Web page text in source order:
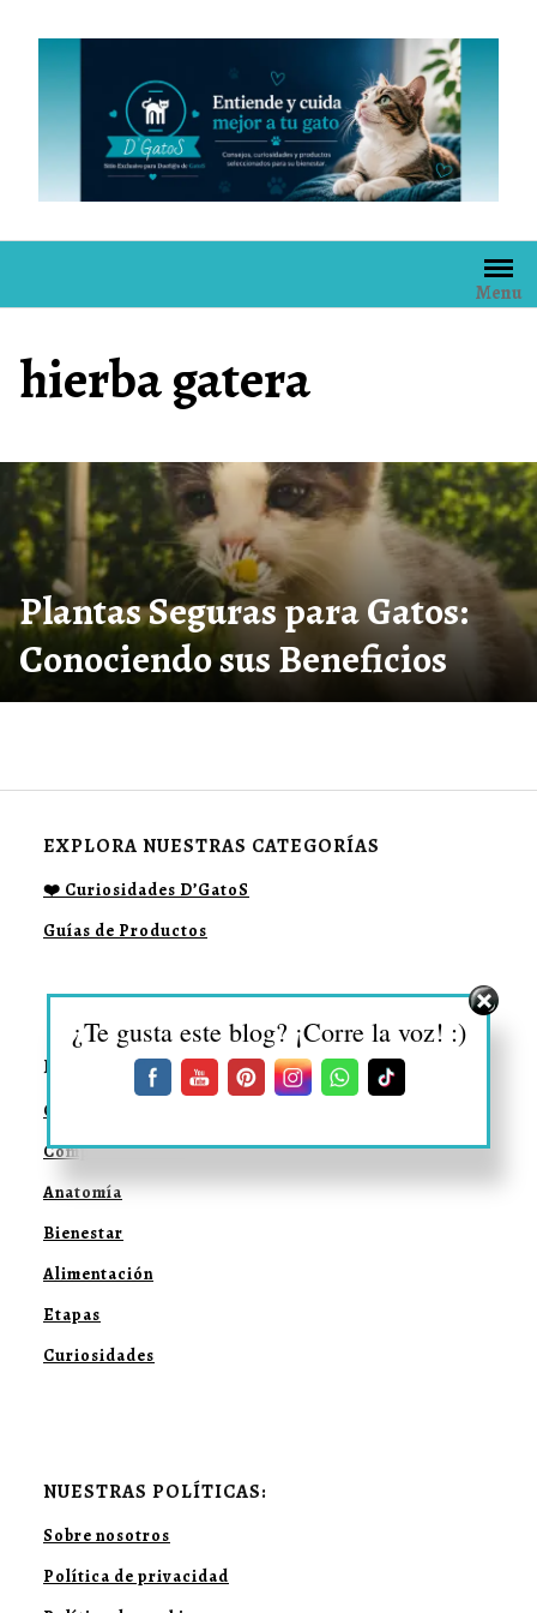
Menu
hierba gatera
Plantas Seguras para Gatos:
Conociendo sus Beneficios
EXPLORA NUESTRAS CATEGORÍAS
❤️ Curiosidades D’GatoS
Guías de Productos
DESCUBRE MÁS SOBRE:
Convivencia
Comportamiento
Anatomía
Bienestar
Alimentación
Etapas
Curiosidades
NUESTRAS POLÍTICAS:
Sobre nosotros
Política de privacidad
¿Te gusta este blog? ¡Corre la voz! :)